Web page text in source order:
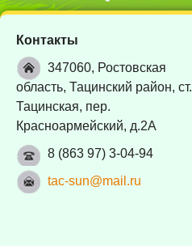
Контакты
347060, Ростовская
область, Тацинский район, ст.
Тацинская, пер.
Красноармейский, д.2А
8 (863 97) 3-04-94
tac-sun@mail.ru